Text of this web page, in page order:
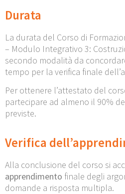
Durata
La durata del Corso di
– Modulo Integrativo 3:
secondo modalità da
tempo per la verifica finale
Per ottenere l’attestato del
partecipare ad almeno il 90%
previste.
Verifica
Alla conclusione del corso si
apprendimento finale degli
domande a risposta multipla.